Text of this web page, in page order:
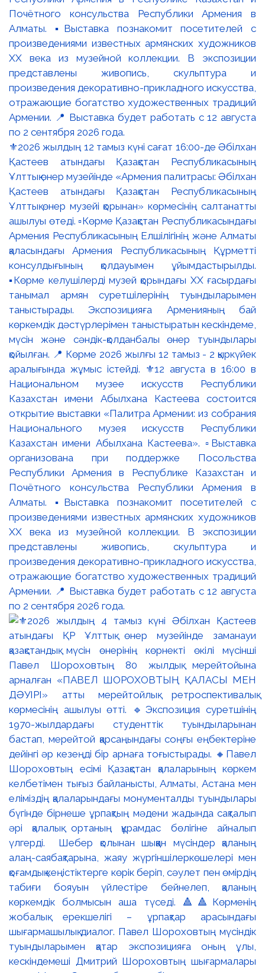
⚜️2026 жылдың 12 тамыз күні сағат 16:00-де Әбілхан
Қастеев атындағы Қазақстан Республикасының
Ұлттық өнер музейінде «Армения палитрасы: Әбілхан
Қастеев атындағы Қазақстан Республикасының
Ұлттық өнер музейі қорынан» көрмесінің салтанатты
ашылуы өтеді. ▫️Көрме Қазақстан Республикасындағы
Армения Республикасының Елшілігінің және Алматы
қаласындағы Армения Республикасының Құрметті
консулдығының қолдауымен ұйымдастырылды.
▪️Көрме келушілерді музей қорындағы ХХ ғасырдағы
танымал армян суретшілерінің туындыларымен
таныстырады. Экспозицияға Арменияның бай
көркемдік дәстүрлерімен таныстыратын кескіндеме,
мүсін және сәндік-қолданбалы өнер туындылары
қойылған. 📍 Көрме 2026 жылғы 12 тамыз - 2 қыркүйек
аралығында жұмыс істейді. ⚜️12 августа в 16:00 в
Национальном музее искусств Республики
Казахстан имени Абылхана Кастеева состоится
открытие выставки «Палитра Армении: из собрания
Национального музея искусств Республики
Казахстан имени Абылхана Кастеева». ▫️Выставка
организована при поддержке Посольства
Республики Армения в Республике Казахстан и
Почётного консульства Республики Армения в
Алматы. ▪️Выставка познакомит посетителей с
произведениями известных армянских художников
XX века из музейной коллекции. В экспозиции
представлены живопись, скульптура и
произведения декоративно-прикладного искусства,
отражающие богатство художественных традиций
Армении. 📍 Выставка будет работать с 12 августа
по 2 сентября 2026 года.